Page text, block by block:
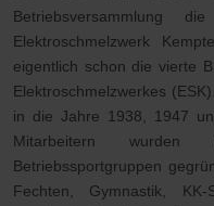
Betriebsversammlung
Elektroschmelzwerk
eigentlich schon die vierte
Elektroschmelzwerkes
in die Jahre 1938, 1947
Mitarbeitern
Betriebssportgruppen
Fechten, Gymnastik,